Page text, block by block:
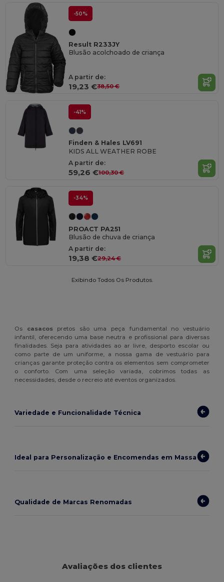
-50%
Result R233JY
Blusão acolchoado de criança
A partir de:
19,23 €38,50 €
-41%
Finden & Hales LV691
KIDS ALL WEATHER ROBE
A partir de:
59,26 €100,30 €
-34%
PROACT PA251
Blusão de chuva de criança
A partir de:
19,38 €29,24 €
Exibindo Todos Os Produtos.
Os casacospretos são uma peça fundamental no vestuário
infantil, oferecendo uma base neutra e profissional para diversas
finalidades. Seja para atividades ao ar livre, desporto escolar ou
como parte de um uniforme, a nossa gama de vestuário para
crianças garante proteção contra os elementos sem comprometer
o conforto. Com uma seleção variada, cobrimos todas as
necessidades, desde o recreio até eventos organizados.
Variedade e Funcionalidade Técnica
Ideal para Personalização e Encomendas em Massa
Qualidade de Marcas Renomadas
Avaliações dos clientes